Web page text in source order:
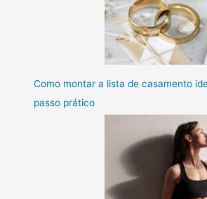
Como montar a lista de casamento
passo prático